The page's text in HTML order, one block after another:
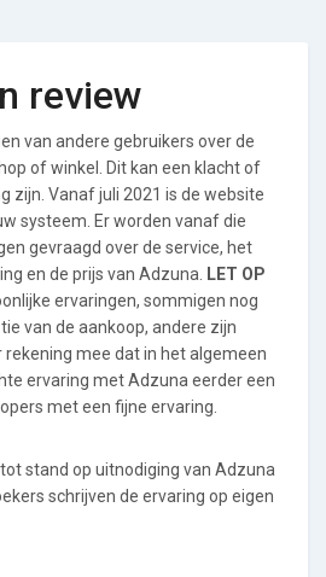
review
van andere gebruikers over de
of winkel. Dit kan een klacht of
zijn. Vanaf juli 2021 is de website
systeem. Er worden vanaf die
gevraagd over de service, het
en de prijs van Adzuna.
LET OP
ervaringen, sommigen nog
van de aankoop, andere zijn
rekening mee dat in het algemeen
ervaring met Adzuna eerder een
met een fijne ervaring.
tot stand op uitnodiging van Adzuna
schrijven de ervaring op eigen